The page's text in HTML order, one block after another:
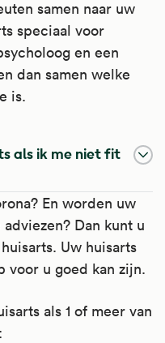
samen naar uw
speciaal voor
en een
dan samen welke
is.
als ik me niet fit
En worden uw
Dan kunt u
Uw huisarts
voor u goed kan zijn.
als 1 of meer van